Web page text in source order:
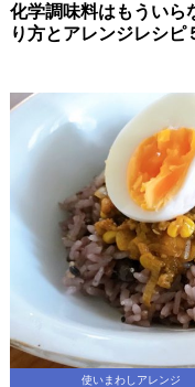
化学調味料はもういら
り方とアレンジレシピ
使いまわしアレンジ